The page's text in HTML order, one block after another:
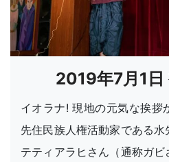
2019年7月1日
イオラナ! 現地の元気な挨拶
先住民族人権活動家である水
テティアラヒさん（通称ガ